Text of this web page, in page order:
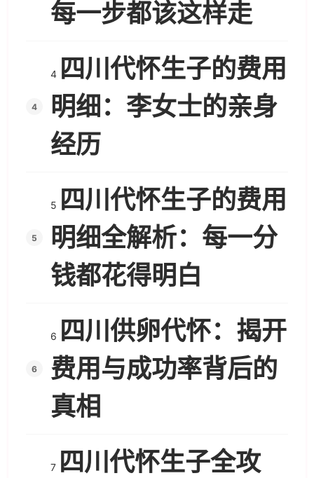
每一步都该这样走
4
四川代怀生子的费用
明细：李女士的亲身
经历
5
四川代怀生子的费用
明细全解析：每一分
钱都花得明白
6
四川供卵代怀：揭开
费用与成功率背后的
真相
7
四川代怀生子全攻